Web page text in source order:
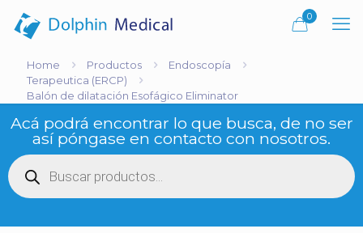
0
Home Productos
Endoscopía
Terapeutica (ERCP)
Balón de dilatación Esofágico Eliminator
Acá podrá encontrar lo que busca, de no ser
así póngase en contacto con nosotros.
Búsqueda
de
productos